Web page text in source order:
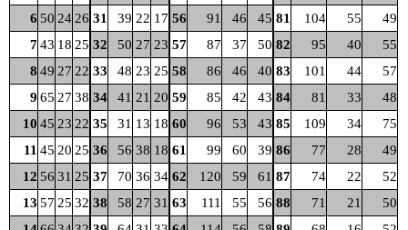
6 50 24 26 31 39 22 17 56 91 46 45 81 104 55
49
743 18 25 32 50 27 23 57 87 37 50 82 95 40
55
8 49 27 22 33 48 23 25 58 86 46 40 83 101 44
57
9 65 27 38 34 41 21 20 59 85 42 43 84 81 33
48
10 45 23 22 35 31 13 18 60 96 53 43 85 109 34
75
11 45 20 25 36 56 38 18 61 99 60 39 86 77 28
49
12 56 31 25 37 70 36 34 62 120 59 61 87 74 22
52
13 57 25 32 38 58 27 31 63 111 55 56 88 71 21
50